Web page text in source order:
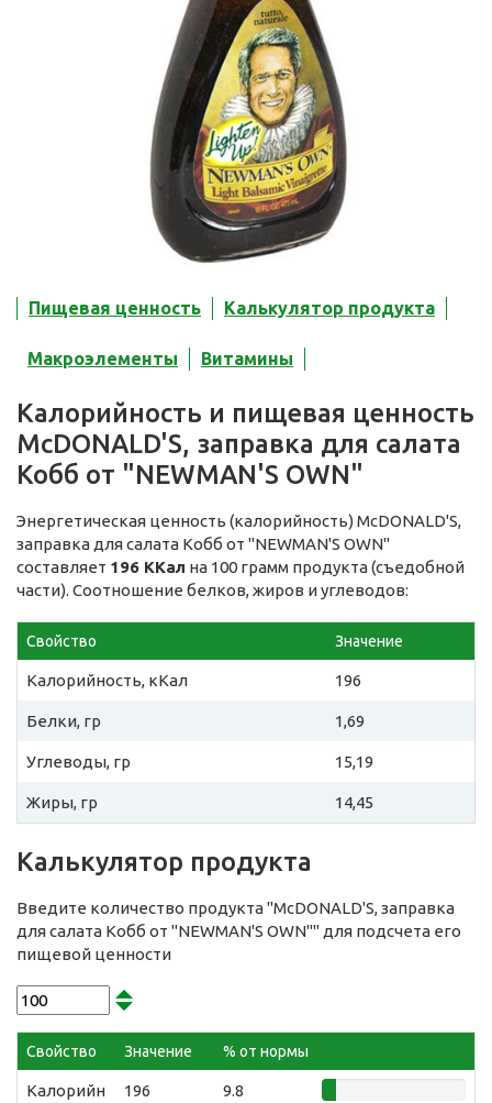
Пищевая ценность Калькулятор продукта
Макроэлементы Витамины
Калорийность и пищевая ценность
McDONALD'S, заправка для салата
Кобб от "NEWMAN'S OWN"
Энергетическая ценность (калорийность) McDONALD'S,
заправка для салата Кобб от "NEWMAN'S OWN"
составляет 196 ККал на 100 грамм продукта (съедобной
части). Соотношение белков, жиров и углеводов:
Свойство Значение
Калорийность, кКал 196
Белки, гр 1,69
Углеводы, гр 15,19
Жиры, гр 14,45
Калькулятор продукта
Введите количество продукта "McDONALD'S, заправка
для салата Кобб от "NEWMAN'S OWN"" для подсчета его
пищевой ценности
Свойство Значение % от нормы
Калорийн
196 9.8